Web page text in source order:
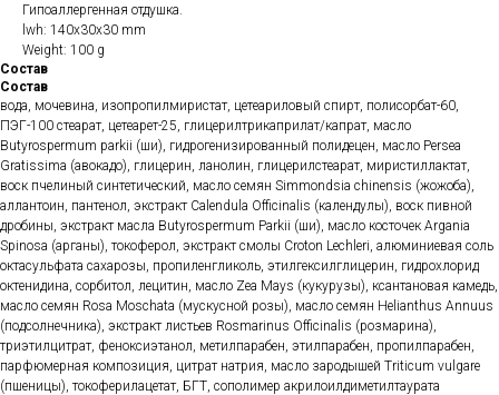
Гипоаллергенная отдушка.
lwh: 140x30x30 mm
Weight: 100 g
Состав
Состав
вода, мочевина, изопропилмиристат, цетеариловый спирт, полисорбат-60,
ПЭГ-100 стеарат, цетеарет-25, глицерилтрикаприлат/капрат, масло
Butyrospermum parkii (ши), гидрогенизированный полидецен, масло Persea
Gratissima (авокадо), глицерин, ланолин, глицерилстеарат, миристиллактат,
воск пчелиный синтетический, масло семян Simmondsia chinensis (жожоба),
аллантоин, пантенол, экстракт Calendula Officinalis (календулы), воск пивной
дробины, экстракт масла Butyrospermum Parkii (ши), масло косточек Argania
Spinosa (арганы), токоферол, экстракт смолы Croton Lechleri, алюминиевая соль
октасульфата сахарозы, пропиленгликоль, этилгексилглицерин, гидрохлорид
октенидина, сорбитол, лецитин, масло Zea Mays (кукурузы), ксантановая камедь,
масло семян Rosa Moschata (мускусной розы), масло семян Helianthus Annuus
(подсолнечника), экстракт листьев Rosmarinus Officinalis (розмарина),
триэтилцитрат, феноксиэтанол, метилпарабен, этилпарабен, пропилпарабен,
парфюмерная композиция, цитрат натрия, масло зародышей Triticum vulgare
(пшеницы), токоферилацетат, БГТ, сополимер акрилоилдиметилтаурата